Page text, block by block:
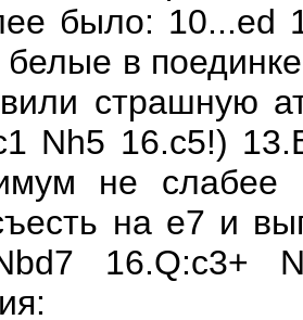
было: 10...ed
белые в
страшную
Nh5 16.c5!)
не слабее
на е7 и
16.Q:c3+